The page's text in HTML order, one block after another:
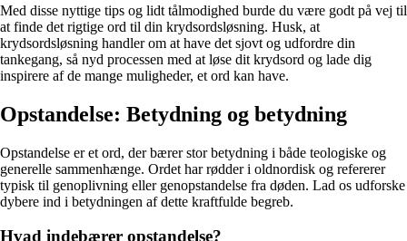
Med disse nyttige tips og lidt tålmodighed burde du være godt på vej til
at finde det rigtige ord til din krydsordsløsning. Husk, at
krydsordsløsning handler om at have det sjovt og udfordre din
tankegang, så nyd processen med at løse dit krydsord og lade dig
inspirere af de mange muligheder, et ord kan have.
Opstandelse: Betydning og betydning
Opstandelse er et ord, der bærer stor betydning i både teologiske og
generelle sammenhænge. Ordet har rødder i oldnordisk og refererer
typisk til genoplivning eller genopstandelse fra døden. Lad os udforske
dybere ind i betydningen af dette kraftfulde begreb.
Hvad indebærer opstandelse?